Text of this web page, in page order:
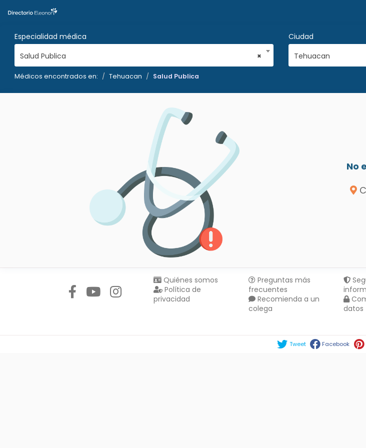
Especialidad médica
×
Salud Publica
Ciudad
Tehuacan
Médicos encontrados en: Tehuacan Salud Publica
No
Quiénes somos
Política de
privacidad
Preguntas más
frecuentes
Recomienda a un
colega
datos
Tweet Facebook